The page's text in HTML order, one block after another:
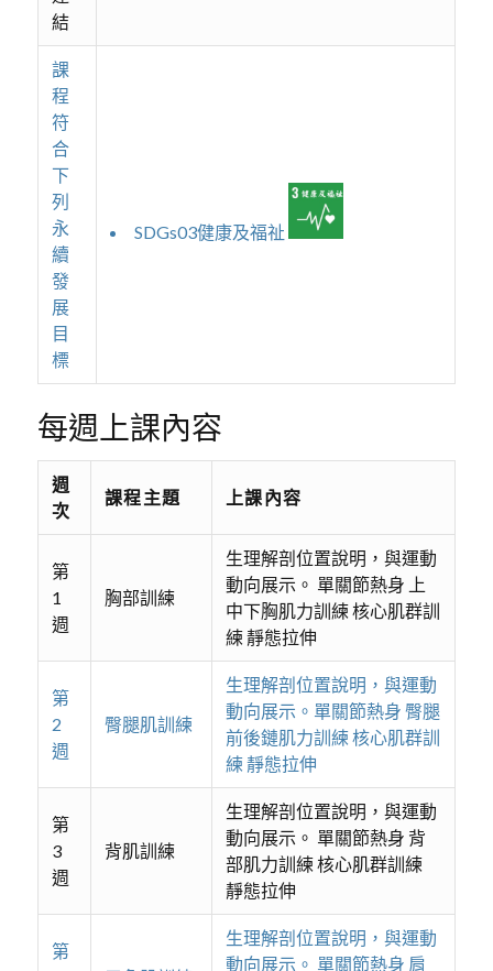
結
課
程
符
合
下
列
永
續
發
展
目
標
SDGs03健康及福祉
每週上課內容
週
次
課程主題 上課內容
第
1
週
胸部訓練
生理解剖位置說明，與運動
動向展示。 單關節熱身 上
中下胸肌力訓練 核心肌群訓
練 靜態拉伸
第
2
週
臀腿肌訓練
生理解剖位置說明，與運動
動向展示。單關節熱身 臀腿
前後鏈肌力訓練 核心肌群訓
練 靜態拉伸
第
3
週
背肌訓練
生理解剖位置說明，與運動
動向展示。 單關節熱身 背
部肌力訓練 核心肌群訓練
靜態拉伸
第
生理解剖位置說明，與運動
動向展示。 單關節熱身 肩